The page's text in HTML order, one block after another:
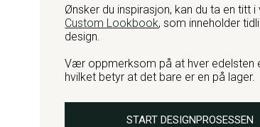
Ønsker du inspirasjon, kan du ta en titt i
Custom Lookbook, som inneholder
design.
Vær oppmerksom på at hver edelsten
hvilket betyr at det bare er en på lager.
START DESIGNPROSESSEN